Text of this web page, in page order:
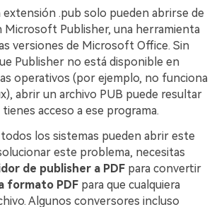
extensión .pub solo pueden abrirse de
Microsoft Publisher, una herramienta
versiones de Microsoft Office. Sin
Publisher no está disponible en
operativos (por ejemplo, no funciona
abrir un archivo PUB puede resultar
acceso a ese programa.
los sistemas pueden abrir este
este problema, necesitas
de publisher a PDF para convertir
formato PDF para que cualquiera
Algunos conversores incluso